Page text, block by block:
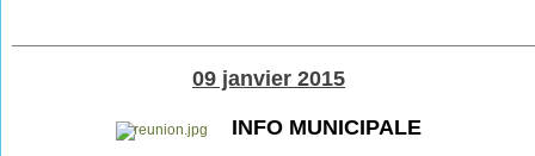
09 janvier 2015
INFO MUNICIPALE